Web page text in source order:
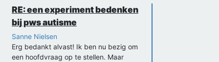
RE: een experiment bedenken
bij pws autisme
Sanne Nielsen
Erg bedankt alvast! Ik ben nu bezig om
een hoofdvraag op te stellen. Maar